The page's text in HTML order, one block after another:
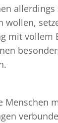
allerdings
wollen,
mit vollem
Menschen